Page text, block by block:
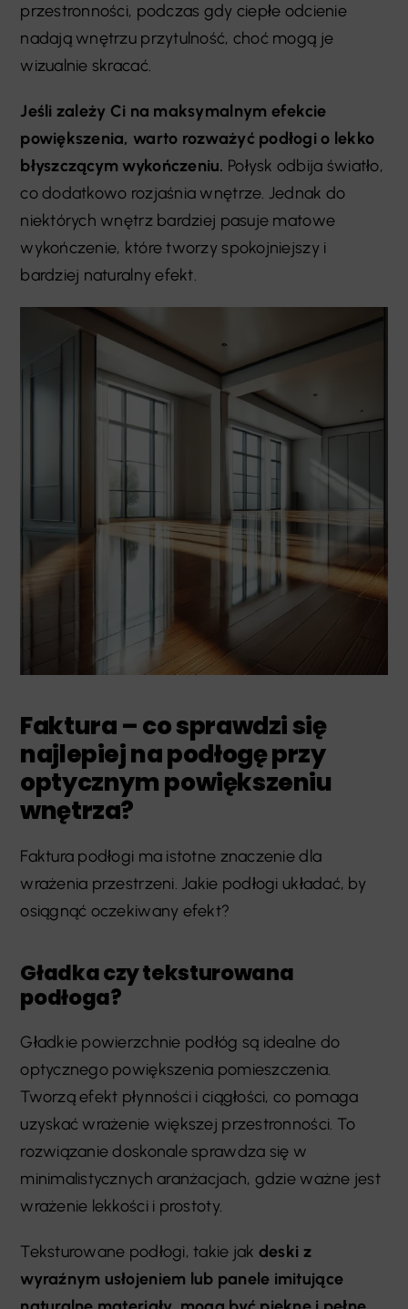
przestronności, podczas gdy ciepłe odcienie
nadają wnętrzu przytulność, choć mogą je
wizualnie skracać.
Jeśli zależy Ci na maksymalnym efekcie
powiększenia, warto rozważyć podłogi o lekko
błyszczącym wykończeniu. Połysk odbija światło,
co dodatkowo rozjaśnia wnętrze. Jednak do
niektórych wnętrz bardziej pasuje matowe
wykończenie, które tworzy spokojniejszy i
bardziej naturalny efekt.
Faktura – co sprawdzi się
najlepiej na podłogę przy
optycznym powiększeniu
wnętrza?
Faktura podłogi ma istotne znaczenie dla
wrażenia przestrzeni. Jakie podłogi układać, by
osiągnąć oczekiwany efekt?
Gładka czy teksturowana
podłoga?
Gładkie powierzchnie podłóg są idealne do
optycznego powiększenia pomieszczenia.
Tworzą efekt płynności i ciągłości, co pomaga
uzyskać wrażenie większej przestronności. To
rozwiązanie doskonale sprawdza się w
minimalistycznych aranżacjach, gdzie ważne jest
wrażenie lekkości i prostoty.
Teksturowane podłogi, takie jak deski z
wyraźnym usłojeniem lub panele imitujące